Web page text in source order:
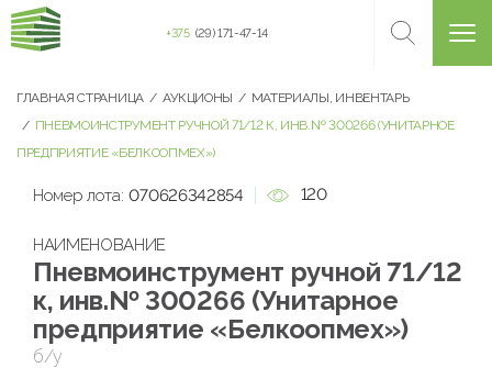
+375 (29) 171-47-14
ГЛАВНАЯ СТРАНИЦА АУКЦИОНЫ
МАТЕРИАЛЫ, ИНВЕНТАРЬ
ПНЕВМОИНСТРУМЕНТ РУЧНОЙ 71/12 К, ИНВ.№ 300266 (УНИТАРНОЕ
ПРЕДПРИЯТИЕ «БЕЛКООПМЕХ»)
Номер лота: 070626342854 120
НАИМЕНОВАНИЕ
Пневмоинструмент ручной 71/12
к, инв.№ 300266 (Унитарное
предприятие «Белкоопмех»)
б/у